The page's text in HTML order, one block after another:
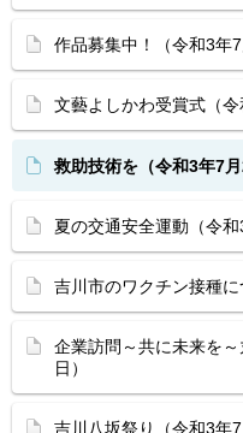
作品募集中！（令和3年7
文藝よしかわ受賞式（令
救助技術を（令和3年7月
夏の交通安全運動（令和
吉川市のワクチン接種に
企業訪問～共に未来を
日）
吉川八坂祭り（令和3年7